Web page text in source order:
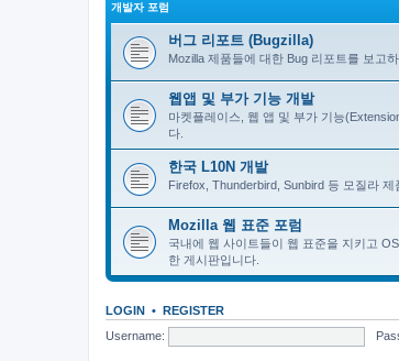
개발자 포럼
버그 리포트 (Bugzilla)
Mozilla 제품들에 대한 Bug 리포트를 보고
웹앱 및 부가 기능 개발
마켓플레이스, 웹 앱 및 부가 기능
다.
한국 L10N 개발
Firefox, Thunderbird, Sunbird 등 모질라
Mozilla 웹 표준 포럼
국내에 웹 사이트들이 웹 표준을 지키고
한 게시판입니다.
LOGIN • REGISTER
Username: